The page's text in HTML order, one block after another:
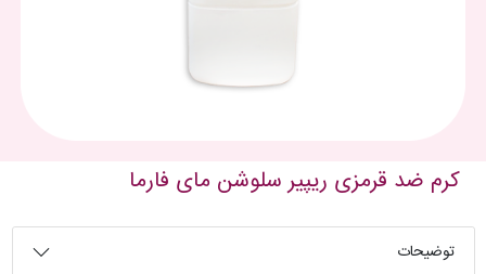
کرم ضد قرمزى ریپیر سلوشن ماى فارما
توضیحات